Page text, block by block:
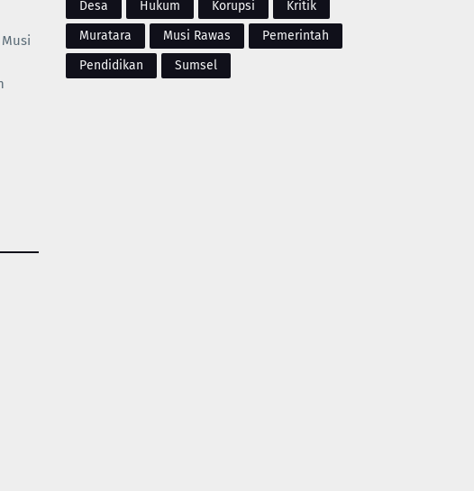
Desa Hukum Korupsi
Kritik
Muratara
Musi Rawas
Pemerintah
Pendidikan
Sumsel